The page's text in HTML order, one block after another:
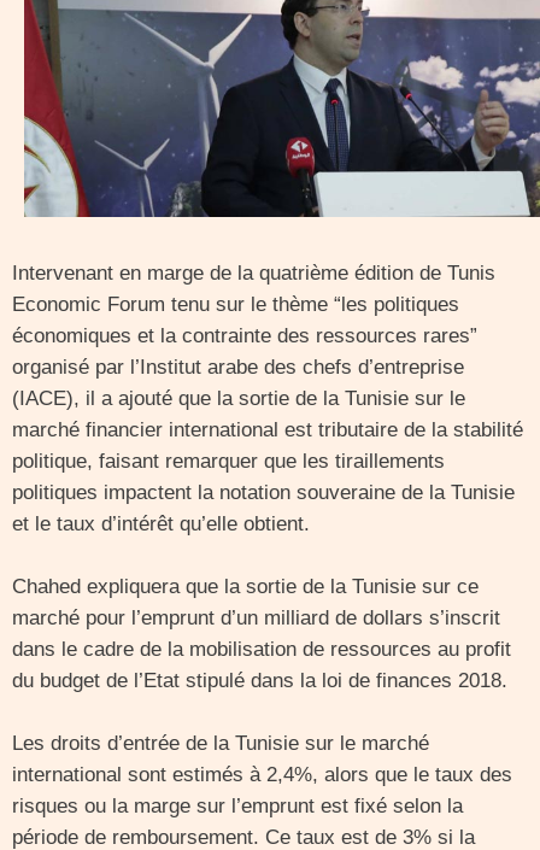
Intervenant en marge de la quatrième édition de Tunis
Economic Forum tenu sur le thème “les politiques
économiques et la contrainte des ressources rares”
organisé par l’Institut arabe des chefs d’entreprise
(IACE), il a ajouté que la sortie de la Tunisie sur le
marché financier international est tributaire de la stabilité
politique, faisant remarquer que les tiraillements
politiques impactent la notation souveraine de la Tunisie
et le taux d’intérêt qu’elle obtient.
Chahed expliquera que la sortie de la Tunisie sur ce
marché pour l’emprunt d’un milliard de dollars s’inscrit
dans le cadre de la mobilisation de ressources au profit
du budget de l’Etat stipulé dans la loi de finances 2018.
Les droits d’entrée de la Tunisie sur le marché
international sont estimés à 2,4%, alors que le taux des
risques ou la marge sur l’emprunt est fixé selon la
période de remboursement. Ce taux est de 3% si la